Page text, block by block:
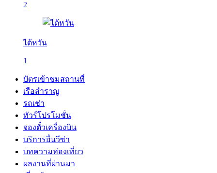
2
ไต้หวัน
1
บัตรเข้าชมสถานที่
เรือสำราญ
รถเช่า
ทัวร์โปรโมชั่น
จองตั๋วเครื่องบิน
บริการยื่นวีซ่า
บทความท่องเที่ยว
ผลงานที่ผ่านมา